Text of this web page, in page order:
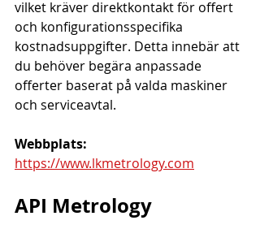
vilket kräver direktkontakt för offert
och konfigurationsspecifika
kostnadsuppgifter. Detta innebär att
du behöver begära anpassade
offerter baserat på valda maskiner
och serviceavtal.
Webbplats:
https://www.lkmetrology.com
API Metrology